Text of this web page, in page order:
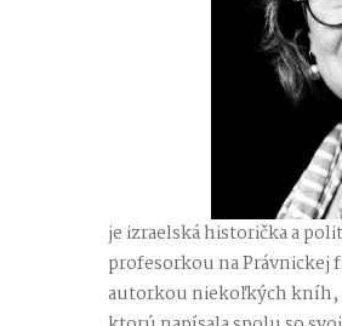
je izraelská historička a
profesorkou na Právnickej
autorkou niekoľkých kníh,